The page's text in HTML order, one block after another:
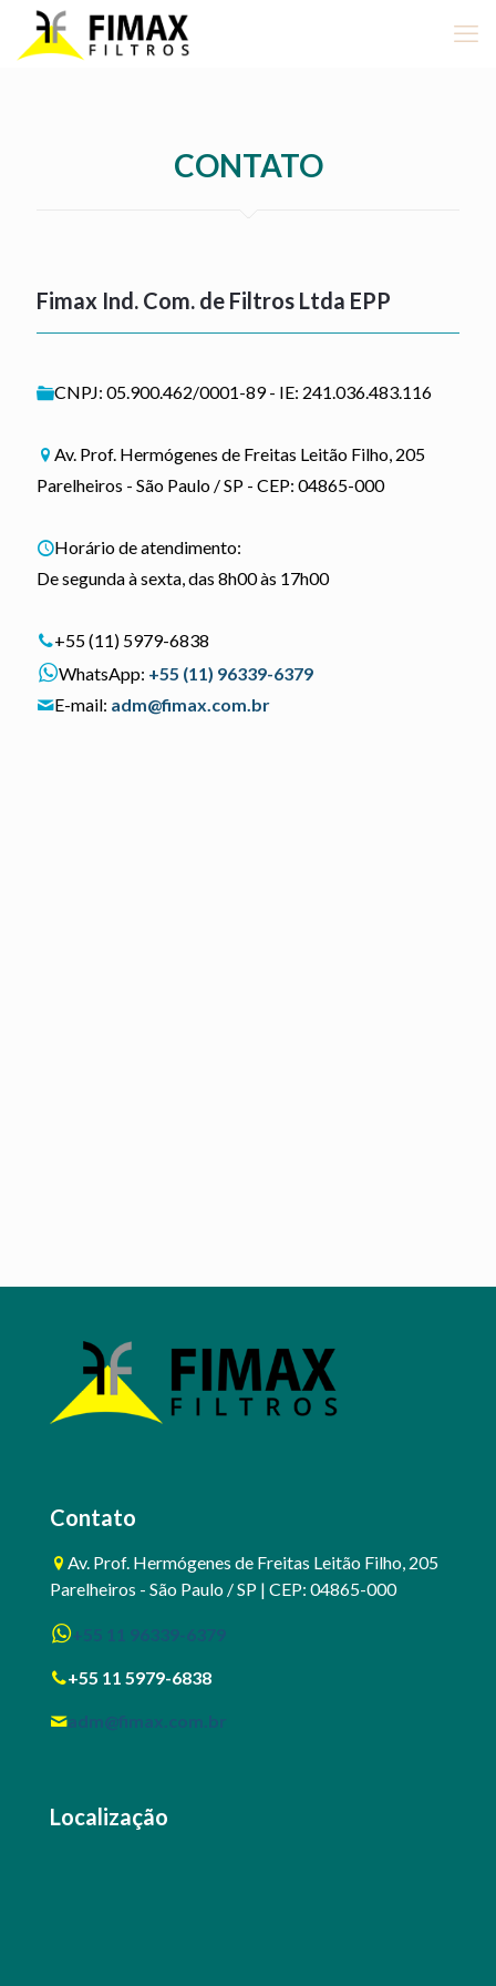
CONTATO
Fimax Ind. Com. de Filtros Ltda EPP
CNPJ: 05.900.462/0001-89 - IE: 241.036.483.116
Av. Prof. Hermógenes de Freitas Leitão Filho, 205
Parelheiros - São Paulo / SP - CEP: 04865-000
Horário de atendimento:
De segunda à sexta, das 8h00 às 17h00
+55 (11) 5979-6838
WhatsApp: +55 (11) 96339-6379
E-mail: adm@fimax.com.br
Contato
Av. Prof. Hermógenes de Freitas Leitão Filho, 205
Parelheiros - São Paulo / SP | CEP: 04865-000
+55 11 96339-6379
+55 11 5979-6838
adm@fimax.com.br
Localização